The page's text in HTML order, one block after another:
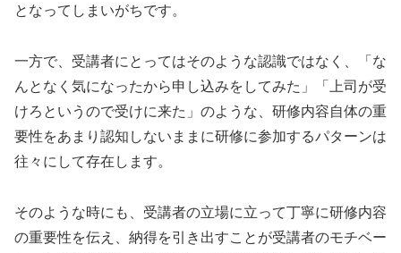
となってしまいがちです。
一方で、受講者にとってはそのような認識ではなく、「な
んとなく気になったから申し込みをしてみた」「上司が受
けろというので受けに来た」のような、研修内容自体の重
要性をあまり認知しないままに研修に参加するパターンは
往々にして存在します。
そのような時にも、受講者の立場に立って丁寧に研修内容
の重要性を伝え、納得を引き出すことが受講者のモチベー